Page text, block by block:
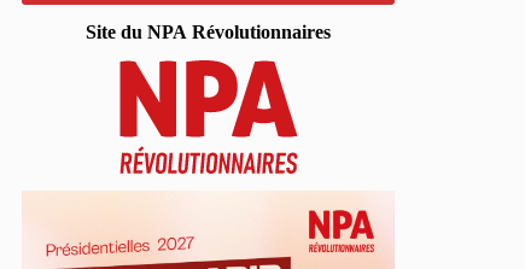
Site du NPA Révolutionnaires